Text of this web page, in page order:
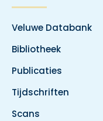
Veluwe Databank
Bibliotheek
Publicaties
Tijdschriften
Scans